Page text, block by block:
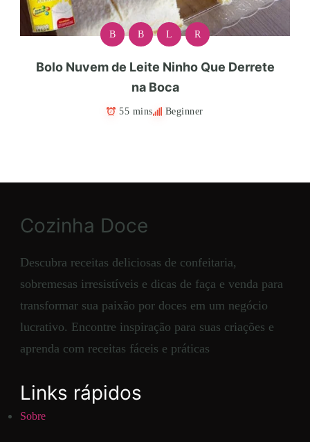
B B L R
Bolo Nuvem de Leite Ninho Que Derrete
na Boca
55 mins Beginner
Cozinha Doce
Descubra receitas deliciosas de confeitaria,
sobremesas irresistíveis e dicas de faça e venda para
transformar sua paixão por doces em um negócio
lucrativo. Encontre inspiração para suas criações e
aprenda com receitas fáceis e práticas
Links rápidos
Sobre